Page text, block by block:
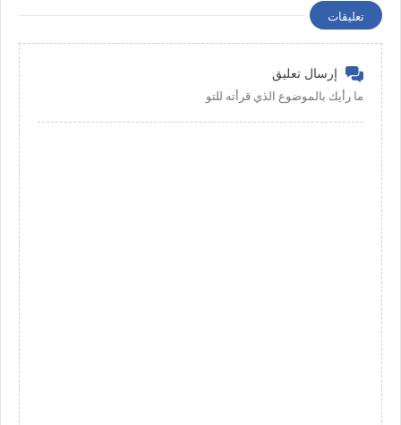
تعليقات
إرسال تعليق
ما رأيك بالموضوع الذي قرأته للتو